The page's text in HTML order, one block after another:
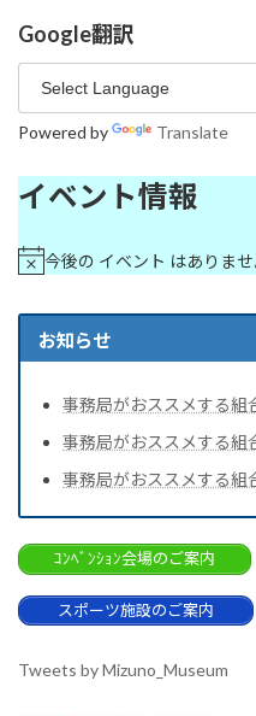
Google翻訳
Powered by Translate
イベント情報
今後の イベント はありませ
お知らせ
事務局がおススメする組
事務局がおススメする組
事務局がおススメする組
ｺﾝﾍﾞﾝｼｮﾝ会場のご案内
スポーツ施設のご案内
Tweets by Mizuno_Museum